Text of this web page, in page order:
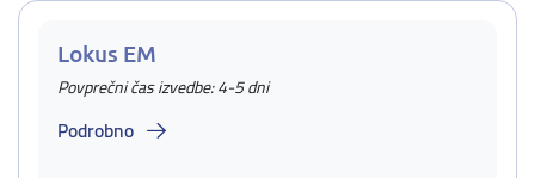
Lokus EM
Povprečni čas izvedbe: 4-5 dni
Podrobno